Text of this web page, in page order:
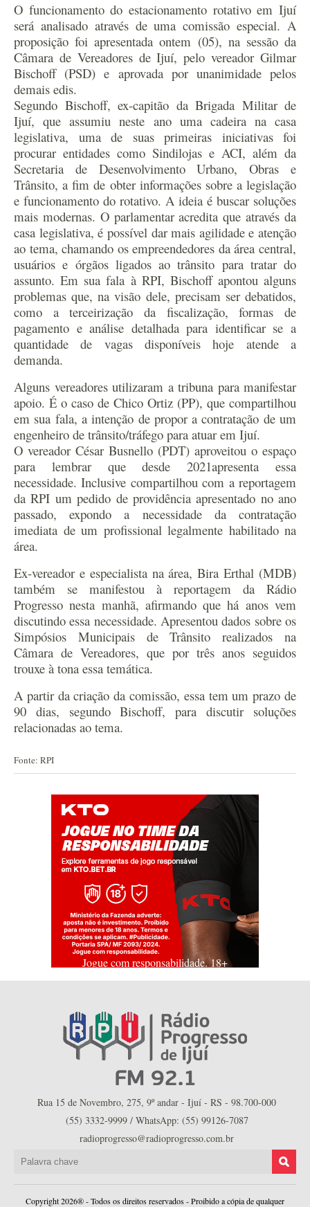
O funcionamento do estacionamento rotativo em Ijuí
será analisado através de uma comissão especial. A
proposição foi apresentada ontem (05), na sessão da
Câmara de Vereadores de Ijuí, pelo vereador Gilmar
Bischoff (PSD) e aprovada por unanimidade pelos
demais edis.
Segundo Bischoff, ex-capitão da Brigada Militar de
Ijuí, que assumiu neste ano uma cadeira na casa
legislativa, uma de suas primeiras iniciativas foi
procurar entidades como Sindilojas e ACI, além da
Secretaria de Desenvolvimento Urbano, Obras e
Trânsito, a fim de obter informações sobre a legislação
e funcionamento do rotativo. A ideia é buscar soluções
mais modernas. O parlamentar acredita que através da
casa legislativa, é possível dar mais agilidade e atenção
ao tema, chamando os empreendedores da área central,
usuários e órgãos ligados ao trânsito para tratar do
assunto. Em sua fala à RPI, Bischoff apontou alguns
problemas que, na visão dele, precisam ser debatidos,
como a terceirização da fiscalização, formas de
pagamento e análise detalhada para identificar se a
quantidade de vagas disponíveis hoje atende a
demanda.
Alguns vereadores utilizaram a tribuna para manifestar
apoio. É o caso de Chico Ortiz (PP), que compartilhou
em sua fala, a intenção de propor a contratação de um
engenheiro de trânsito/tráfego para atuar em Ijuí.
O vereador César Busnello (PDT) aproveitou o espaço
para lembrar que desde 2021apresenta essa
necessidade. Inclusive compartilhou com a reportagem
da RPI um pedido de providência apresentado no ano
passado, expondo a necessidade da contratação
imediata de um profissional legalmente habilitado na
área.
Ex-vereador e especialista na área, Bira Erthal (MDB)
também se manifestou à reportagem da Rádio
Progresso nesta manhã, afirmando que há anos vem
discutindo essa necessidade. Apresentou dados sobre os
Simpósios Municipais de Trânsito realizados na
Câmara de Vereadores, que por três anos seguidos
trouxe à tona essa temática.
A partir da criação da comissão, essa tem um prazo de
90 dias, segundo Bischoff, para discutir soluções
relacionadas ao tema.
Fonte: RPI
Jogue com responsabilidade. 18+
Rua 15 de Novembro, 275, 9º andar - Ijuí - RS - 98.700-000
(55) 3332-9999 / WhatsApp: (55) 99126-7087
radioprogresso@radioprogresso.com.br
Copyright 2026® - Todos os direitos reservados - Proibido a cópia de qualquer